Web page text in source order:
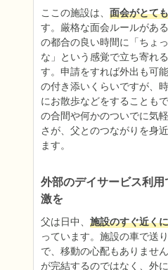
ここの施設は、 面会がとて
す。厳格な面会ルールがあ
の都合の良い時間に「ちょ
な」という感覚で立ち寄れ
す。申請をすれば外出も可
の付き添いくらいですが、
にお散歩などをすることも
の合間や何かのついでに気
さが、父とのつながりを身
ます。
外部のデイサービス利用
激を
父は日中、 施設のすぐ近く
っています。施設の車で送
で、移動の心配もありませ
が完結するのではなく、外